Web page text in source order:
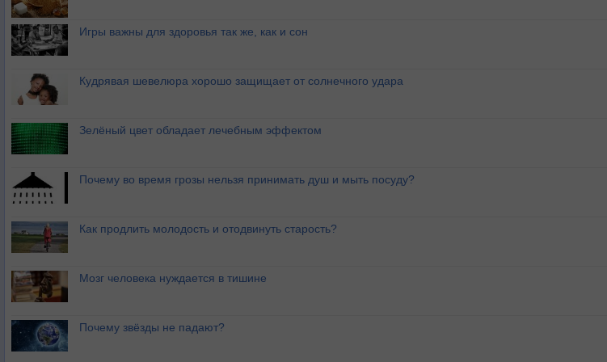
Игры важны для здоровья так же, как и сон
Кудрявая шевелюра хорошо защищает от солнечного удара
Зелёный цвет обладает лечебным эффектом
Почему во время грозы нельзя принимать душ и мыть посуду?
Как продлить молодость и отодвинуть старость?
Мозг человека нуждается в тишине
Почему звёзды не падают?